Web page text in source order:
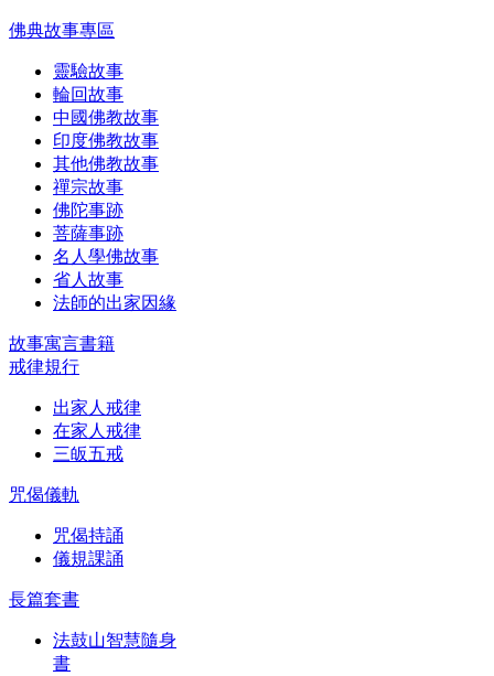
佛典故事專區
靈驗故事
輪回故事
中國佛教故事
印度佛教故事
其他佛教故事
禪宗故事
佛陀事跡
菩薩事跡
名人學佛故事
省人故事
法師的出家因緣
故事寓言書籍
戒律規行
出家人戒律
在家人戒律
三皈五戒
咒偈儀軌
咒偈持誦
儀規課誦
長篇套書
法鼓山智慧隨身
書